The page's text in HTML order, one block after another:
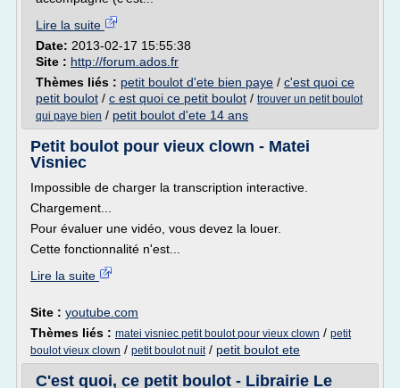
Lire la suite
Date: 2013-02-17 15:55:38
Site : http://forum.ados.fr
Thèmes liés : petit boulot d'ete bien paye / c'est quoi ce
petit boulot / c est quoi ce petit boulot / trouver un petit boulot
qui paye bien / petit boulot d'ete 14 ans
Petit boulot pour vieux clown - Matei
Visniec
Impossible de charger la transcription interactive.
Chargement...
Pour évaluer une vidéo, vous devez la louer.
Cette fonctionnalité n'est...
Lire la suite
Site : youtube.com
Thèmes liés : matei visniec petit boulot pour vieux clown / petit
boulot vieux clown / petit boulot nuit/ petit boulot ete
C'est quoi, ce petit boulot - Librairie Le